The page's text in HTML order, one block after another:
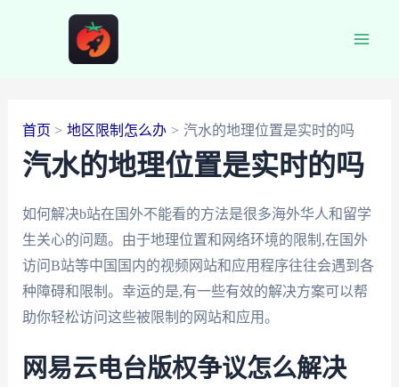
首页 地区限制怎么办 汽水的地理位置是实时的吗
汽水的地理位置是实时的吗
如何解决b站在国外不能看的方法是很多海外华人和留学
生关心的问题。由于地理位置和网络环境的限制,在国外
访问B站等中国国内的视频网站和应用程序往往会遇到各
种障碍和限制。幸运的是,有一些有效的解决方案可以帮
助你轻松访问这些被限制的网站和应用。
网易云电台版权争议怎么解决